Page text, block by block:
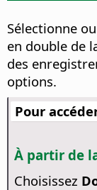
Sélectionne
en double de
des
options.
Pour
À partir de
Choisissez